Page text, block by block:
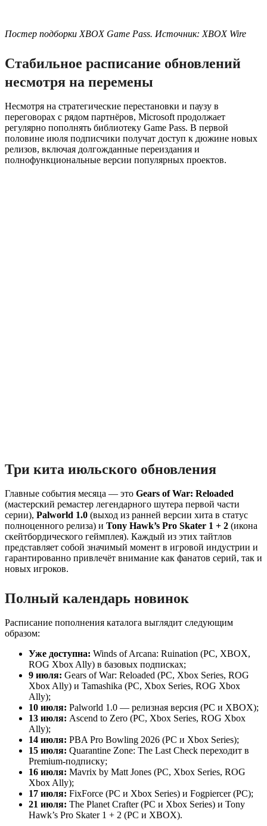
Постер подборки XBOX Game Pass. Источник: XBOX Wire
Стабильное расписание обновлений
несмотря на перемены
Несмотря на стратегические перестановки и паузу в
переговорах с рядом партнёров, Microsoft продолжает
регулярно пополнять библиотеку Game Pass. В первой
половине июля подписчики получат доступ к дюжине новых
релизов, включая долгожданные переиздания и
полнофункциональные версии популярных проектов.
Три кита июльского обновления
Главные события месяца — это Gears of War: Reloaded
(мастерский ремастер легендарного шутера первой части
серии), Palworld 1.0 (выход из ранней версии хита в статус
полноценного релиза) и Tony Hawk’s Pro Skater 1 + 2 (икона
скейтбордического геймплея). Каждый из этих тайтлов
представляет собой значимый момент в игровой индустрии и
гарантированно привлечёт внимание как фанатов серий, так и
новых игроков.
Полный календарь новинок
Расписание пополнения каталога выглядит следующим
образом:
Уже доступна: Winds of Arcana: Ruination (PC, XBOX,
ROG Xbox Ally) в базовых подписках;
9 июля: Gears of War: Reloaded (PC, Xbox Series, ROG
Xbox Ally) и Tamashika (PC, Xbox Series, ROG Xbox
Ally);
10 июля: Palworld 1.0 — релизная версия (PC и XBOX);
13 июля: Ascend to Zero (PC, Xbox Series, ROG Xbox
Ally);
14 июля: PBA Pro Bowling 2026 (PC и Xbox Series);
15 июля: Quarantine Zone: The Last Check переходит в
Premium-подписку;
16 июля: Mavrix by Matt Jones (PC, Xbox Series, ROG
Xbox Ally);
17 июля: FixForce (PC и Xbox Series) и Fogpiercer (PC);
21 июля: The Planet Crafter (PC и Xbox Series) и Tony
Hawk’s Pro Skater 1 + 2 (PC и XBOX).